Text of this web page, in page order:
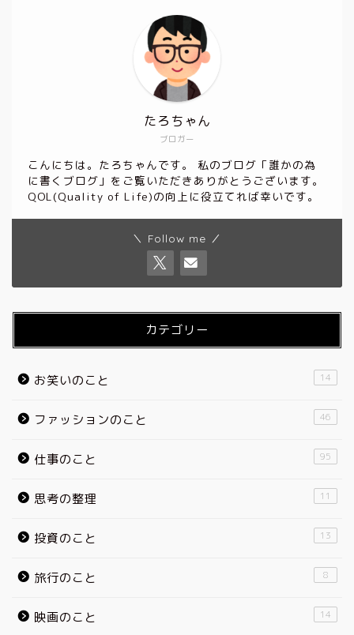
ブロガー
たろちゃん
こんにちは。たろちゃんです。 私のブログ「誰かの為
に書くブログ」をご覧いただきありがとうございます。
QOL(Quality of Life)の向上に役立てれば幸いです。
＼ Follow me ／
カテゴリー
お笑いのこと 14
ファッションのこと 46
仕事のこと 95
思考の整理 11
投資のこと 13
旅行のこと 8
映画のこと 14